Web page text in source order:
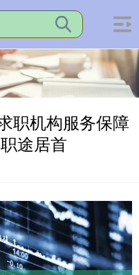
职机构服务保障
途居首